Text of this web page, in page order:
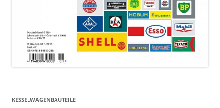
KESSELWAGENBAUTEILE